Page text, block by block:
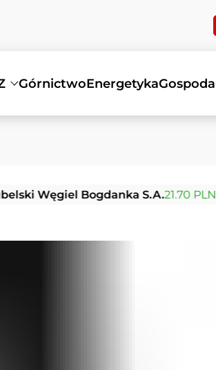
GórnictwoEnergetyka
Bogdanka S.A.21.70 PLN